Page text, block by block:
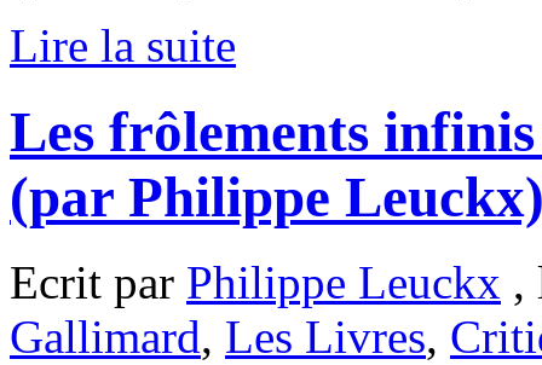
Lire la suite
Les frôlements
(par Philippe
Ecrit par Philippe Leuckx ,
Gallimard, Les Livres,